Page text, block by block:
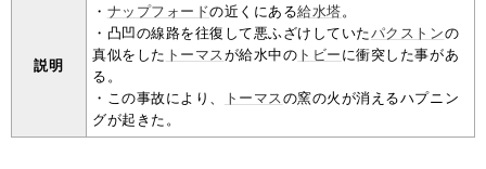
説明
・ ナップフォードの近くにある給水塔 。
・凸凹の線路を往復して悪ふざけしていたパクストンの
真似をした トーマス が給水中の トビー に衝突した事があ
る。
・この事故により、
トーマス の窯の火が消えるハプニン
グが起きた。